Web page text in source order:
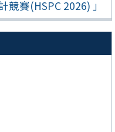
賽(HSPC 2026) 」